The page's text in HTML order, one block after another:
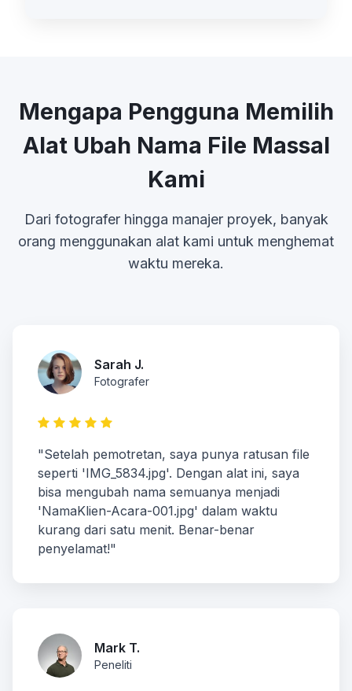
Mengapa Pengguna Memilih
Alat Ubah Nama File Massal
Kami
Dari fotografer hingga manajer proyek, banyak
orang menggunakan alat kami untuk menghemat
waktu mereka.
Sarah J.
Fotografer
"Setelah pemotretan, saya punya ratusan file
seperti 'IMG_5834.jpg'. Dengan alat ini, saya
bisa mengubah nama semuanya menjadi
'NamaKlien-Acara-001.jpg' dalam waktu
kurang dari satu menit. Benar-benar
penyelamat!"
Mark T.
Peneliti